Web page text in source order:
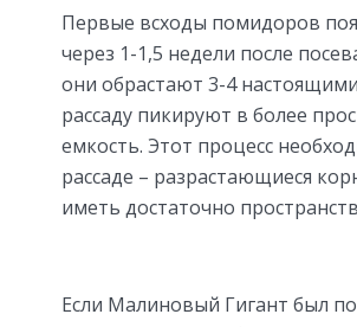
Первые всходы помидоров
через 1-1,5 недели после
они обрастают 3-4
рассаду пикируют в более
емкость. Этот процесс
рассаде – разрастающиеся
иметь достаточно
Если Малиновый Гигант был